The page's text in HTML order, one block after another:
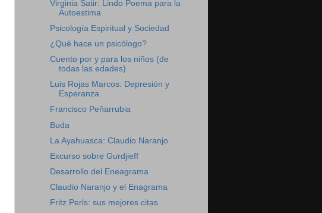
Virginia Satir: Lindo Poema para la
Autoestima
Psicología Espiritual y Sociedad
¿Qué hace un psicólogo?
Cuento por y para los niños (de
todas las edades)
Luis Rojas Marcos: Depresión y
Esperanza
Francisco Peñarrubia
Buda
La Ayahuasca: Claudio Naranjo
Excurso sobre Gurdjieff
Desarrollo del Eneagrama
Claudio Naranjo y el Enagrama
Fritz Perls: sus mejores citas